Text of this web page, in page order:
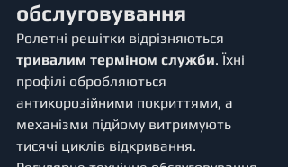
обслуговування
Ролетні решітки відрізняються
тривалим терміном служби. Їхні
профілі обробляються
антикорозійними покриттями, а
механізми підйому витримують
тисячі циклів відкривання.